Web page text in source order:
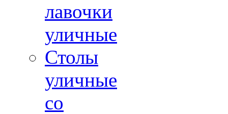
лавочки
уличные
Столы
уличные
со